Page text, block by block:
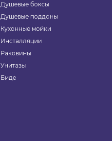
Душевые боксы
Душевые поддоны
Кухонные мойки
Инсталляции
Раковины
Унитазы
Биде